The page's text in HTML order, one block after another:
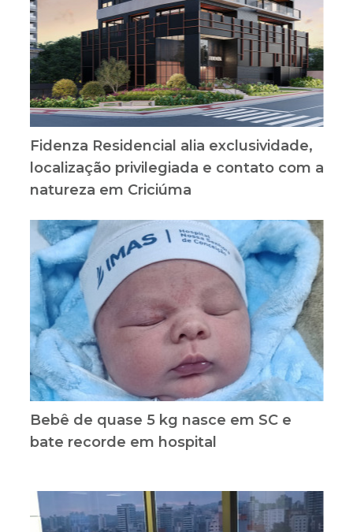
Fidenza Residencial alia exclusividade,
localização privilegiada e contato com a
natureza em Criciúma
Bebê de quase 5 kg nasce em SC e
bate recorde em hospital